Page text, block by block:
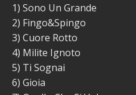
1) Sono Un Grande
2) Fingo&Spingo
3) Cuore Rotto
4) Milite Ignoto
5) Ti Sognai
6) Gioia